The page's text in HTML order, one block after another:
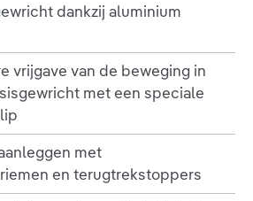
dankzij aluminium
vrijgave van de beweging in
met een speciale
met
en terugtrekstoppers